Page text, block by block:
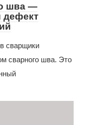
шва —
дефект
сварщики
сварного шва. Это